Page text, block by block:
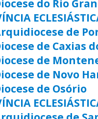
do Rio
de
de Caxias
de
de Novo
de Osório